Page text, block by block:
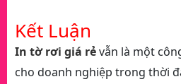
Kết Luận
In tờ rơi giá rẻvẫn là một
cho doanh nghiệp trong thời